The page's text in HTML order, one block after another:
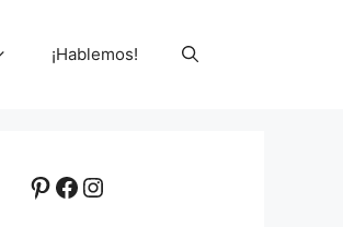
¡Hablemos!
Pinterest
Facebook
Instagram